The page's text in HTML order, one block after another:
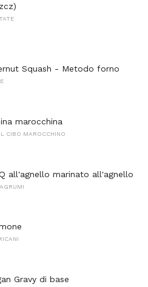
Squash - Metodo forno
marocchina
CIBO MAROCCHINO
all'agnello marinato all'agnello
Gravy di base